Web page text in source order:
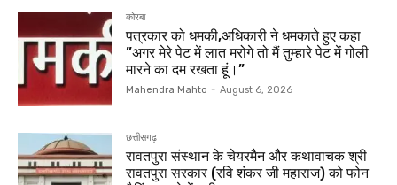
कोरबा
पत्रकार को धमकी,अधिकारी ने धमकाते हुए कहा
”अगर मेरे पेट में लात मरोगे तो मैं तुम्हारे पेट में गोली
मारने का दम रखता हूं।”
Mahendra Mahto - August 6, 2026
छत्तीसगढ़
रावतपुरा संस्थान के चेयरमैन और कथावाचक श्री
रावतपुरा सरकार (रवि शंकर जी महाराज) को फोन